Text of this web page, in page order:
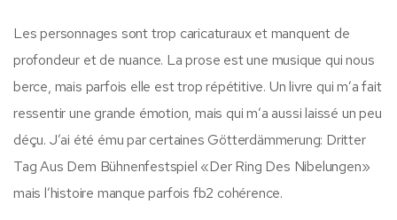
Les personnages sont trop caricaturaux et manquent de
profondeur et de nuance. La prose est une musique qui nous
berce, mais parfois elle est trop répétitive. Un livre qui m’a fait
ressentir une grande émotion, mais qui m’a aussi laissé un peu
déçu. J’ai été ému par certaines Götterdämmerung: Dritter
Tag Aus Dem Bühnenfestspiel «Der Ring Des Nibelungen»
mais l’histoire manque parfois fb2 cohérence.